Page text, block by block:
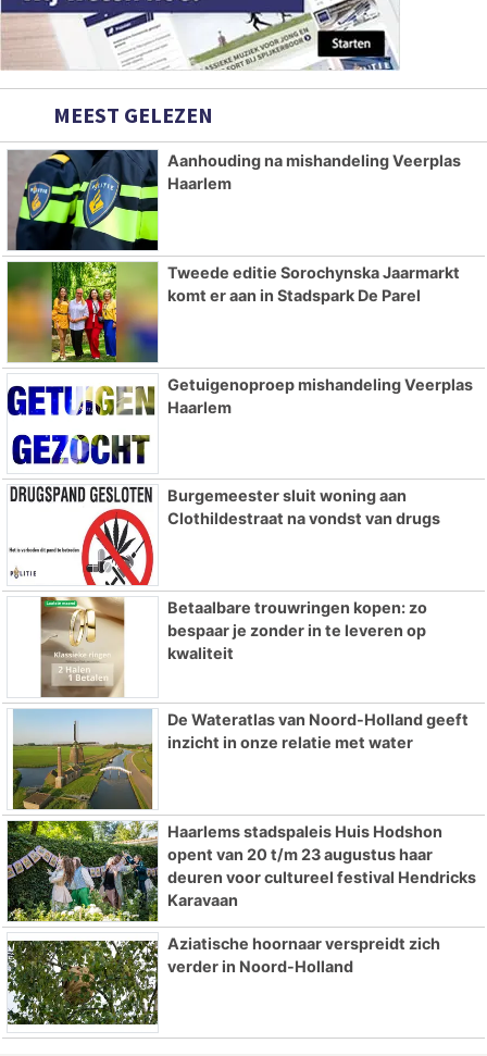
MEEST GELEZEN
Aanhouding na mishandeling Veerplas
Haarlem
Tweede editie Sorochynska Jaarmarkt
komt er aan in Stadspark De Parel
Getuigenoproep mishandeling Veerplas
Haarlem
Burgemeester sluit woning aan
Clothildestraat na vondst van drugs
Betaalbare trouwringen kopen: zo
bespaar je zonder in te leveren op
kwaliteit
De Wateratlas van Noord-Holland geeft
inzicht in onze relatie met water
Haarlems stadspaleis Huis Hodshon
opent van 20 t/m 23 augustus haar
deuren voor cultureel festival Hendricks
Karavaan
Aziatische hoornaar verspreidt zich
verder in Noord-Holland